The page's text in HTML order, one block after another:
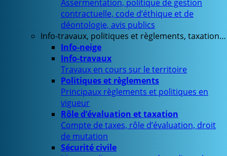
Assermentation, politique de gestion
contractuelle, code d’éthique et de
déontologie, avis publics
Info-travaux, politiques et règlements, taxation…
Info-neige
Info-travaux
Travaux en cours sur le territoire
Politiques et règlements
Principaux règlements et politiques en
vigueur
Rôle d’évaluation et taxation
Compte de taxes, rôle d’évaluation, droit
de mutation
Sécurité civile